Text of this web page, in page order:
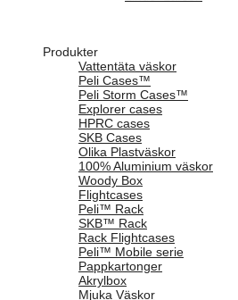
Produkter
Vattentäta väskor
Peli Cases™
Peli Storm Cases™
Explorer cases
HPRC cases
SKB Cases
Olika Plastväskor
100% Aluminium väskor
Woody Box
Flightcases
Peli™ Rack
SKB™ Rack
Rack Flightcases
Peli™ Mobile serie
Pappkartonger
Akrylbox
Mjuka Väskor